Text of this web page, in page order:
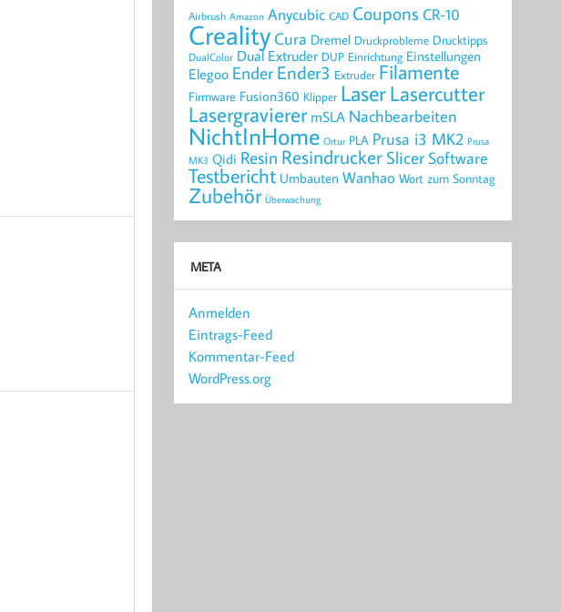
Airbrush Amazon Anycubic CAD Coupons CR-10
Creality Cura Dremel Druckprobleme Drucktipps
DualColor Dual Extruder DUP Einrichtung Einstellungen
Elegoo Ender Ender3 Extruder Filamente
Firmware Fusion360 Klipper LaserLasercutter
Lasergravierer mSLA Nachbearbeiten
NichtInHome Ortur PLA Prusa i3 MK2 Prusa
MK3 Qidi Resin Resindrucker SlicerSoftware
Testbericht Umbauten Wanhao Wort zum Sonntag
Zubehör Überwachung
META
Anmelden
Eintrags-Feed
Kommentar-Feed
WordPress.org